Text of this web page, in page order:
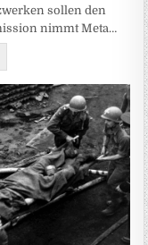
sollen den
nimmt Meta…